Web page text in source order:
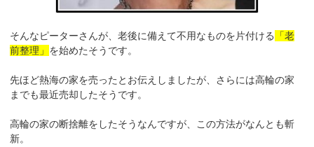
そんなピーターさんが、老後に備えて不用なものを片付ける
「老
前整理」 を始めたそうです。
先ほど熱海の家を売ったとお伝えしましたが、さらには高輪の家
までも最近売却したそうです。
高輪の家の断捨離をしたそうなんですが、この方法がなんとも斬
新。